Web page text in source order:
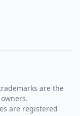
are the
are registered